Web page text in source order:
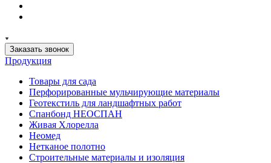
Заказать звонок
Продукция
Товары для сада
Перфорированные мульчирующие материалы
Геотекстиль для ландшафтных работ
Спанбонд НЕОСПАН
Живая Хлорелла
Нeомед
Нетканое полотно
Строительные материалы и изоляция